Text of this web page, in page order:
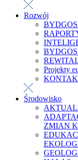
Rozwój
Projekty
Środowisko
ZMIAN